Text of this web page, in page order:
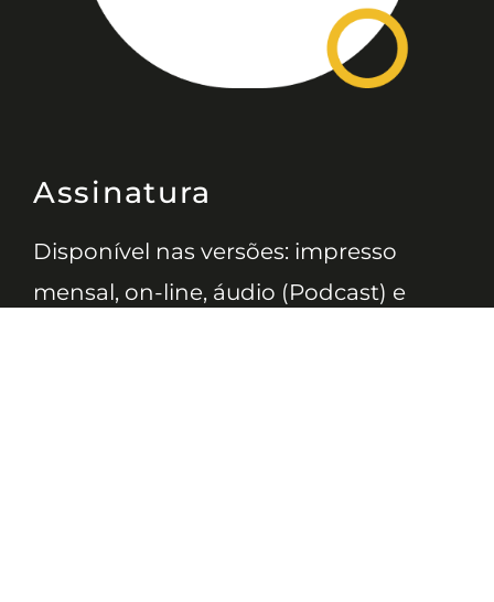
Assinatura
Disponível nas versões: impresso
mensal, on-line, áudio (Podcast) e